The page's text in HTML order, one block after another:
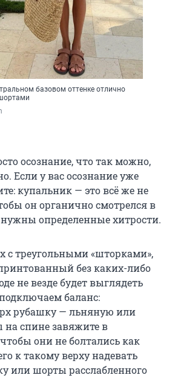
базовом оттенке отлично
осознание, что так можно,
Если у вас осознание уже
купальник — это всё же не
он органично смотрелся в
нужны определенные хитрости.
с треугольными «шторками»,
без каких-либо
не везде будет выглядеть
баланс:
рубашку — льняную или
спине завяжите в
они не болтались как
к такому верху надевать
или шорты расслабленного